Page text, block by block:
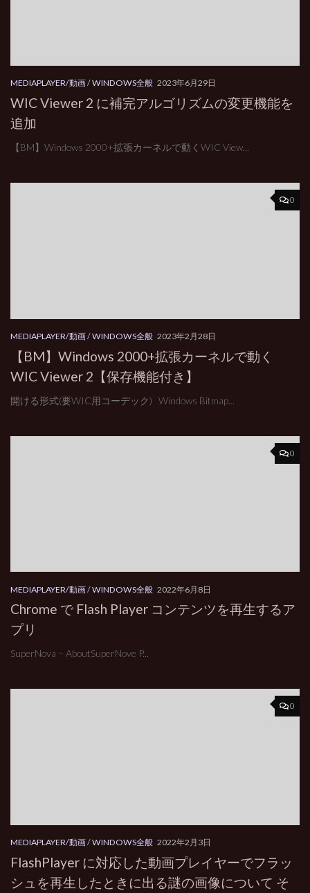
MEDIAPLAYER/動画/WINDOWS全般 2023年6月29日
WIC Viewer 2 に補完アルゴリズムの変更機能を
追加
【BM】Windows 2000+拡張カーネルで動くWIC View...
0
MEDIAPLAYER/動画/WINDOWS全般 2023年2月28日
【BM】Windows 2000+拡張カーネルで動く
WIC Viewer 2【保存機能付き】
開ける形式(要WIC用コーデック) Windows Bitmap...
0
MEDIAPLAYER/動画/WINDOWS全般 2022年6月8日
Chrome で Flash Player コンテンツを再生するア
プリ
SuperNova – AboutSuperNove P...
0
MEDIAPLAYER/動画/WINDOWS全般 2022年2月3日
FlashPlayer に対応した動画プレイヤーでフラッ
シュを再生したときに出る謎の画像について そ